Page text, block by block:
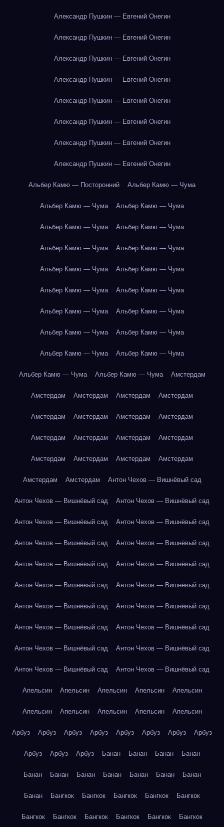
Александр Пушкин — Евгений Онегин
Александр Пушкин — Евгений Онегин
Александр Пушкин — Евгений Онегин
Александр Пушкин — Евгений Онегин
Александр Пушкин — Евгений Онегин
Александр Пушкин — Евгений Онегин
Александр Пушкин — Евгений Онегин
Александр Пушкин — Евгений Онегин
Альбер Камю — Посторонний Альбер Камю — Чума
Альбер Камю — Чума Альбер Камю — Чума
Альбер Камю — Чума Альбер Камю — Чума
Альбер Камю — Чума Альбер Камю — Чума
Альбер Камю — Чума Альбер Камю — Чума
Альбер Камю — Чума Альбер Камю — Чума
Альбер Камю — Чума Альбер Камю — Чума
Альбер Камю — Чума Альбер Камю — Чума
Альбер Камю — Чума Альбер Камю — Чума
Альбер Камю — Чума Альбер Камю — Чума Амстердам
Амстердам Амстердам Амстердам Амстердам
Амстердам Амстердам Амстердам Амстердам
Амстердам Амстердам Амстердам Амстердам
Амстердам Амстердам Амстердам Амстердам
Амстердам Амстердам Антон Чехов — Вишнёвый сад
Антон Чехов — Вишнёвый сад Антон Чехов — Вишнёвый сад
Антон Чехов — Вишнёвый сад Антон Чехов — Вишнёвый сад
Антон Чехов — Вишнёвый сад Антон Чехов — Вишнёвый сад
Антон Чехов — Вишнёвый сад Антон Чехов — Вишнёвый сад
Антон Чехов — Вишнёвый сад Антон Чехов — Вишнёвый сад
Антон Чехов — Вишнёвый сад Антон Чехов — Вишнёвый сад
Антон Чехов — Вишнёвый сад Антон Чехов — Вишнёвый сад
Антон Чехов — Вишнёвый сад Антон Чехов — Вишнёвый сад
Антон Чехов — Вишнёвый сад Антон Чехов — Вишнёвый сад
Апельсин Апельсин Апельсин Апельсин Апельсин
Апельсин Апельсин Апельсин Апельсин Апельсин
Арбуз Арбуз Арбуз Арбуз Арбуз Арбуз Арбуз Арбуз
Арбуз Арбуз Арбуз Банан Банан Банан Банан
Банан Банан Банан Банан Банан Банан Банан
Банан Бангкок Бангкок Бангкок Бангкок Бангкок
Бангкок Бангкок Бангкок Бангкок Бангкок Бангкок